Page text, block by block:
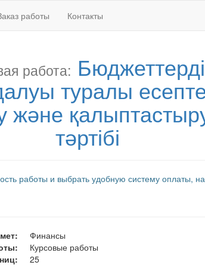
работы Контакты
работа:
туралы
және
тәртібі
работы и выбрать удобную систему оплаты,
Финансы
Курсовые работы
25